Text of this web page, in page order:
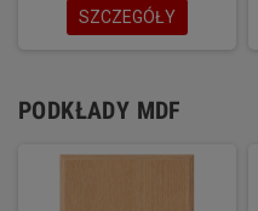
SZCZEGÓŁY
PODKŁADY MDF